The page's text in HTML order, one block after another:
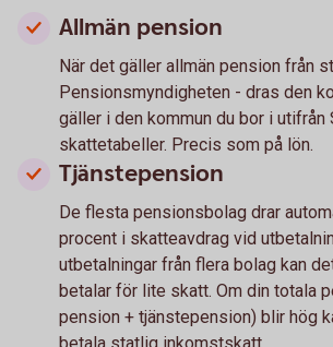
Allmän pension
När det gäller allmän pension från
Pensionsmyndigheten - dras den
gäller i den kommun du bor i utifrån
skattetabeller. Precis som på lön.
Tjänstepension
De flesta pensionsbolag drar
procent i skatteavdrag vid
utbetalningar från flera bolag kan
betalar för lite skatt. Om din totala
pension + tjänstepension) blir hög